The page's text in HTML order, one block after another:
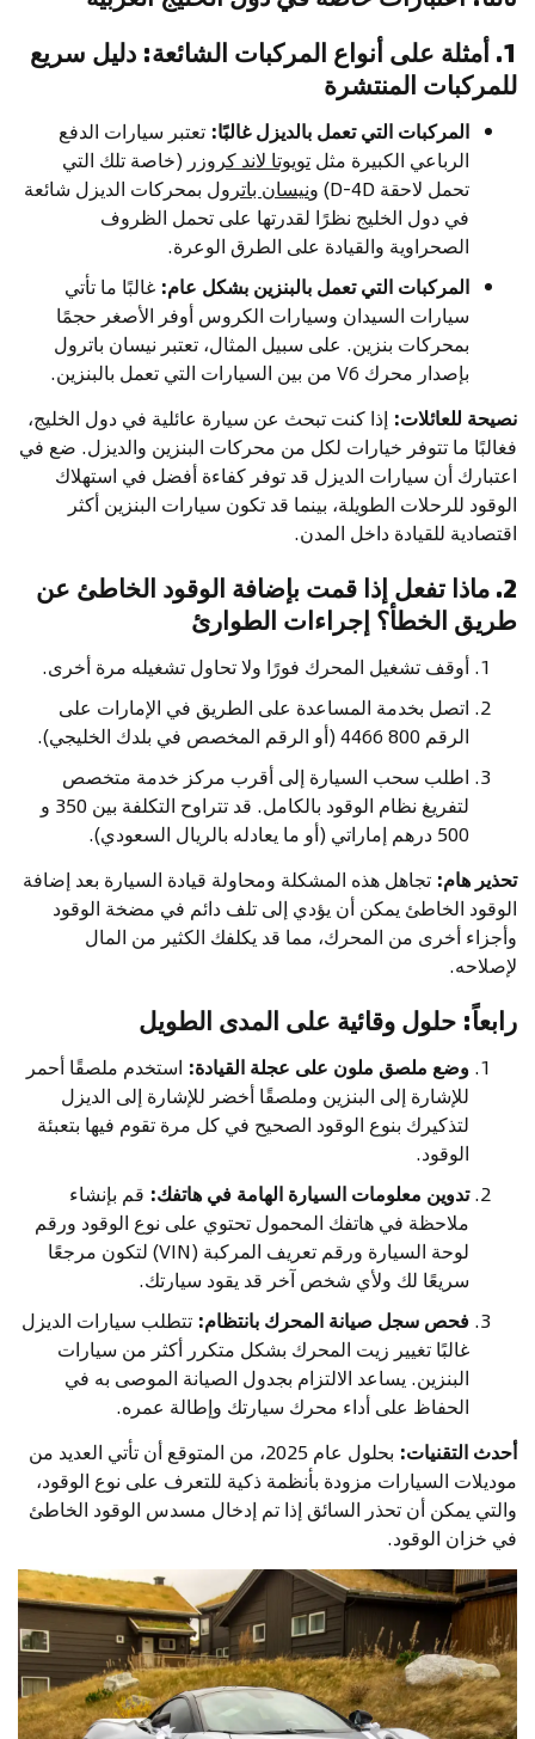
1. أمثلة على أنواع المركبات الشائعة: دليل سريع
للمركبات المنتشرة
المركبات التي تعمل بالديزل غالبًا: تعتبر سيارات الدفع
الرباعي الكبيرة مثل تويوتا لاند كروزر (خاصة تلك التي
تحمل لاحقة D-4D) و
نيسان باترول بمحركات الديزل شائعة
في دول الخليج نظرًا لقدرتها على تحمل الظروف
الصحراوية والقيادة على الطرق الوعرة.
المركبات التي تعمل بالبنزين بشكل عام: غالبًا ما تأتي
سيارات السيدان وسيارات الكروس أوفر الأصغر حجمًا
بمحركات بنزين. على سبيل المثال، تعتبر نيسان باترول
بإصدار محرك V6 من بين السيارات التي تعمل بالبنزين.
نصيحة للعائلات: إذا كنت تبحث عن سيارة عائلية في دول الخليج،
فغالبًا ما تتوفر خيارات لكل من محركات البنزين والديزل. ضع في
اعتبارك أن سيارات الديزل قد توفر كفاءة أفضل في استهلاك
الوقود للرحلات الطويلة، بينما قد تكون سيارات البنزين أكثر
اقتصادية للقيادة داخل المدن.
2. ماذا تفعل إذا قمت بإضافة الوقود الخاطئ عن
طريق الخطأ؟ إجراءات الطوارئ
أوقف تشغيل المحرك فورًا ولا تحاول تشغيله مرة أخرى.
اتصل بخدمة المساعدة على الطريق في الإمارات على
الرقم 800 4466 (أو الرقم المخصص في بلدك الخليجي).
اطلب سحب السيارة إلى أقرب مركز خدمة متخصص
لتفريغ نظام الوقود بالكامل. قد تتراوح التكلفة بين 350 و
500 درهم إماراتي (أو ما يعادله بالريال السعودي).
تحذير هام: تجاهل هذه المشكلة ومحاولة قيادة السيارة بعد إضافة
الوقود الخاطئ يمكن أن يؤدي إلى تلف دائم في مضخة الوقود
وأجزاء أخرى من المحرك، مما قد يكلفك الكثير من المال
لإصلاحه.
رابعاً: حلول وقائية على المدى الطويل
وضع ملصق ملون على عجلة القيادة: استخدم ملصقًا أحمر
للإشارة إلى البنزين وملصقًا أخضر للإشارة إلى الديزل
لتذكيرك بنوع الوقود الصحيح في كل مرة تقوم فيها بتعبئة
الوقود.
تدوين معلومات السيارة الهامة في هاتفك: قم بإنشاء
ملاحظة في هاتفك المحمول تحتوي على نوع الوقود ورقم
لوحة السيارة ورقم تعريف المركبة (VIN) لتكون مرجعًا
سريعًا لك ولأي شخص آخر قد يقود سيارتك.
فحص سجل صيانة المحرك بانتظام: تتطلب سيارات الديزل
غالبًا تغيير زيت المحرك بشكل متكرر أكثر من سيارات
البنزين. يساعد الالتزام بجدول الصيانة الموصى به في
الحفاظ على أداء محرك سيارتك وإطالة عمره.
أحدث التقنيات:
بحلول عام 2025، من المتوقع أن تأتي العديد من
موديلات السيارات مزودة بأنظمة ذكية للتعرف على نوع الوقود،
والتي يمكن أن تحذر السائق إذا تم إدخال مسدس الوقود الخاطئ
في خزان الوقود.